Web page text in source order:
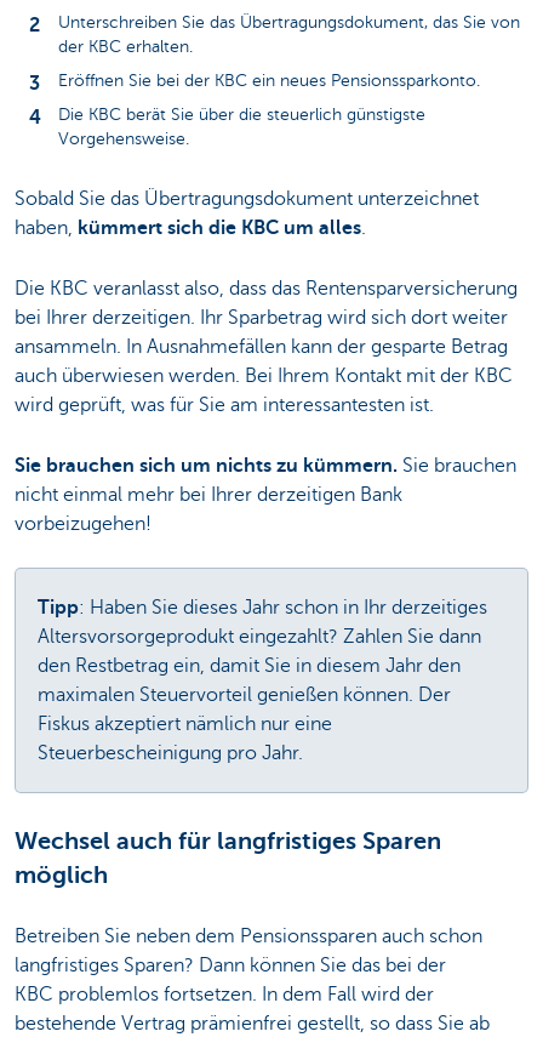
Unterschreiben Sie das Übertragungsdokument, das Sie von
der KBC erhalten.
Eröffnen Sie bei der KBC ein neues Pensionssparkonto.
Die KBC berät Sie über die steuerlich günstigste
Vorgehensweise.
Sobald Sie das Übertragungsdokument unterzeichnet
haben,
kümmert sich die KBC um alles
Die KBC veranlasst also, dass das Rentensparversicherung
bei Ihrer derzeitigen. Ihr Sparbetrag wird sich dort weiter
ansammeln. In Ausnahmefällen kann der gesparte Betrag
auch überwiesen werden. Bei Ihrem Kontakt mit der KBC
wird geprüft, was für Sie am interessantesten ist.
Sie brauchen sich um nichts zu kümmern. Sie brauchen
nicht einmal mehr bei Ihrer derzeitigen Bank
vorbeizugehen!
Tipp: Haben Sie dieses Jahr schon in Ihr derzeitiges
Altersvorsorgeprodukt eingezahlt? Zahlen Sie dann
den Restbetrag ein, damit Sie in diesem Jahr den
maximalen Steuervorteil genießen können. Der
Fiskus akzeptiert nämlich nur eine
Steuerbescheinigung pro Jahr.
Wechsel auch für langfristiges Sparen
möglich
Betreiben Sie neben dem Pensionssparen auch schon
langfristiges Sparen? Dann können Sie das bei der
KBC problemlos fortsetzen. In dem Fall wird der
bestehende Vertrag prämienfrei gestellt, so dass Sie ab